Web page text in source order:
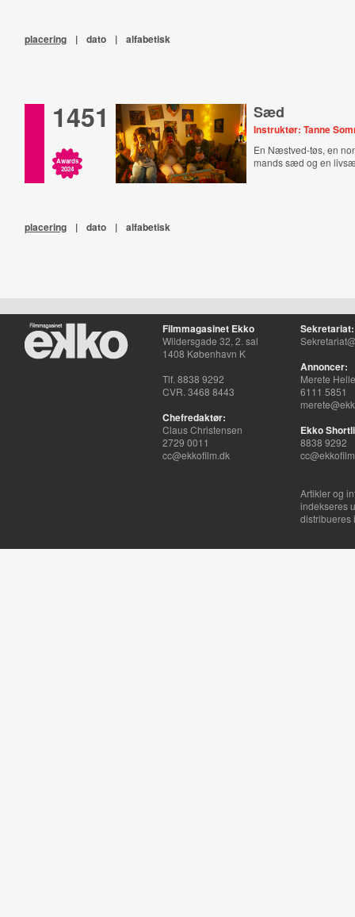
placering | dato | alfabetisk
1451
Awards
2024
Sæd
Instruktør: Tanne
En Næstved-tøs, en
mands sæd og en
placering | dato | alfabetisk
Filmmagasinet Ekko
Wildersgade 32, 2. sal
1408 København K
Tlf. 8838 9292
CVR. 3468 8443
Chefredaktør:
Claus Christensen
2729 0011
cc@ekkofilm.dk
Sekretariat:
Annoncer:
Merete
6111 5851
Ekko
8838 9292
Artikler og
indekseres
distribueres